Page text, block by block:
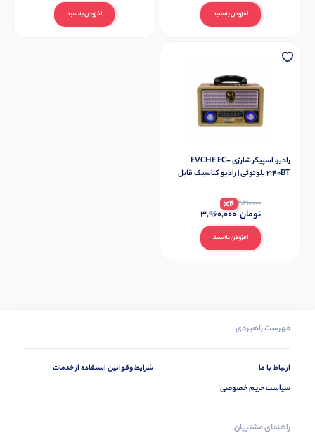
افزودن به سبد افزودن به سبد
رادیو اسپیکر شارژی EVCHE EC-
2140BT بلوتوثی | رادیو کلاسیک قابل
افزودن به سبد
4,690,000
16
3,960,000تومان
فهرست راهبردی
ارتباط با ما
سیاست حریم خصوصی
شرایط وقوانین استفاده از خدمات
راهنمای مشتریان